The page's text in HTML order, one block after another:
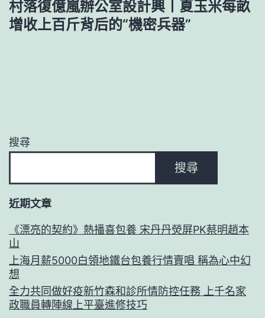
村落復億嵐辦公室設計興丨夏玉米每畝
增收上百斤背后的“機密兵器”
搜尋
搜尋
近期文章
《漂亮的契約》熱播喜包養 宋丹丹熒屏PK蔡明趙本
山
上海月薪5000白領地鐵台包養行情賣唱 稱為心中幻
想
全力共同做好疫新竹森和診所情防控任務 上千名家
政職員轉陣線上平臺進修技巧